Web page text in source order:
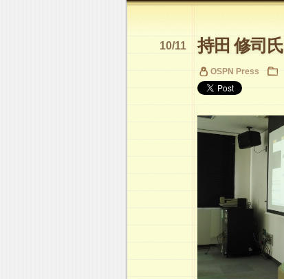
持田 修司氏
10/11
OSPN Press